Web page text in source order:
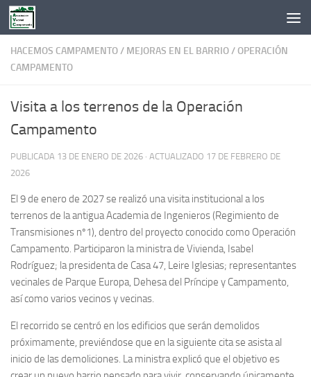
Saltar al contenido
HACEMOS CAMPAMENTO/ MEJORAS EN EL BARRIO/OPERACIÓN
CAMPAMENTO
Visita a los terrenos de la Operación
Campamento
PUBLICADA 13 DE ENERO DE 2026 · ACTUALIZADO 17 DE FEBRERO DE
2026
El 9 de enero de 2027 se realizó una visita institucional a los
terrenos de la antigua Academia de Ingenieros (Regimiento de
Transmisiones nº1), dentro del proyecto conocido como Operación
Campamento. Participaron la ministra de Vivienda, Isabel
Rodríguez; la presidenta de Casa 47, Leire Iglesias; representantes
vecinales de Parque Europa, Dehesa del Príncipe y Campamento,
así como varios vecinos y vecinas.
El recorrido se centró en los edificios que serán demolidos
próximamente, previéndose que en la siguiente cita se asista al
inicio de las demoliciones. La ministra explicó que el objetivo es